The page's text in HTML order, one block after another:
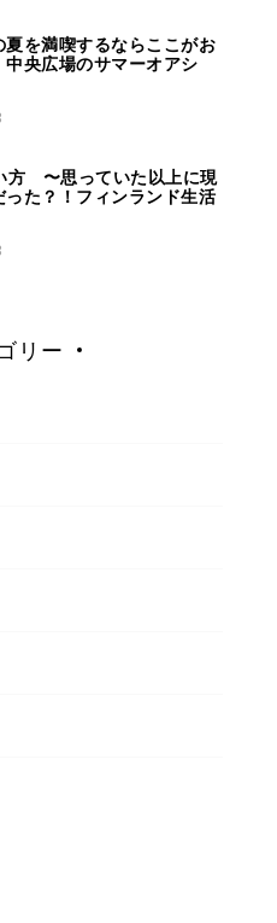
夏を満喫するならここがお
央広場のサマーオアシ
方 〜思っていた以上に現
った？！フィンランド生活
リー